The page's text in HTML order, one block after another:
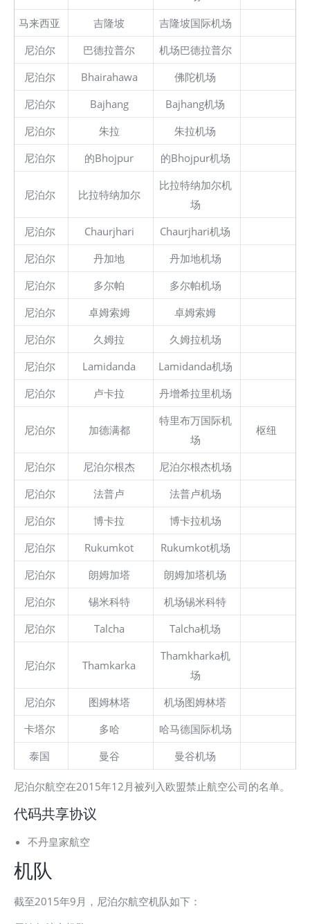
马来西亚
吉隆坡
吉隆坡国际机场
尼泊尔
巴德拉普尔
机场巴德拉普尔
尼泊尔
Bhairahawa
佛陀机场
尼泊尔
Bajhang
Bajhang机场
尼泊尔
朱拉
朱拉机场
尼泊尔
的Bhojpur 的Bhojpur机场
尼泊尔 比拉特纳加尔
比拉特纳加尔机
场
尼泊尔
Chaurjhari
Chaurjhari机场
尼泊尔
丹加地
丹加地机场
尼泊尔
多尔帕
多尔帕机场
尼泊尔
卓姆索姆
卓姆索姆
尼泊尔
久姆拉
久姆拉机场
尼泊尔
Lamidanda
Lamidanda机场
尼泊尔
卢卡拉 丹增希拉里机场
尼泊尔 加德满都
特里布万国际机
场
枢纽
尼泊尔 尼泊尔根杰
尼泊尔根杰机场
尼泊尔
法普卢
法普卢机场
尼泊尔
博卡拉
博卡拉机场
尼泊尔
Rukumkot
Rukumkot机场
尼泊尔
朗姆加塔
朗姆加塔机场
尼泊尔
锡米科特
机场锡米科特
尼泊尔
Talcha Talcha机场
尼泊尔 Thamkarka
Thamkharka机
场
尼泊尔
图姆林塔
机场图姆林塔
卡塔尔
多哈
哈马德国际机场
泰国
曼谷 曼谷机场
尼泊尔航空在2015年12月被列入欧盟禁止航空公司的名单。
代码共享协议
不丹皇家航空
机队
截至2015年9月，尼泊尔航空机队如下：